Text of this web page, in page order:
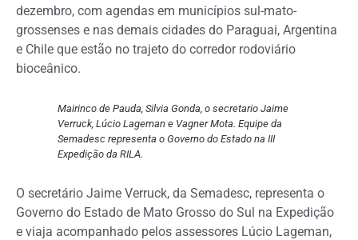
dezembro, com agendas em municípios sul-mato-
grossenses e nas demais cidades do Paraguai, Argentina
e Chile que estão no trajeto do corredor rodoviário
bioceânico.
Mairinco de Pauda, Silvia Gonda, o secretario Jaime
Verruck, Lúcio Lageman e Vagner Mota. Equipe da
Semadesc representa o Governo do Estado na III
Expedição da RILA.
O secretário Jaime Verruck, da Semadesc, representa o
Governo do Estado de Mato Grosso do Sul na Expedição
e viaja acompanhado pelos assessores Lúcio Lageman,